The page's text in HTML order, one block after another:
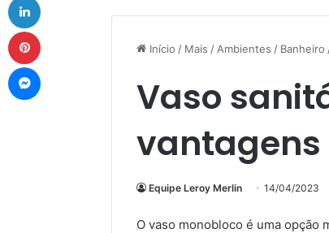
Início / Mais / Ambientes / Banheiro
Vaso
Equipe Leroy Merlin 14/04/2023
O vaso monobloco é uma opção